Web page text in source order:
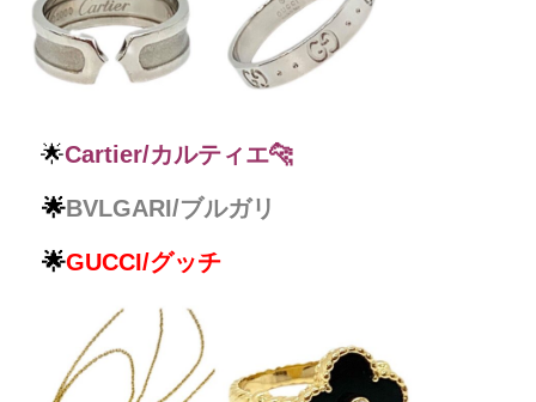
🌟Cartier/カルティエ🐆
🌟BVLGARI/ブルガリ
🌟GUCCI/グッチ